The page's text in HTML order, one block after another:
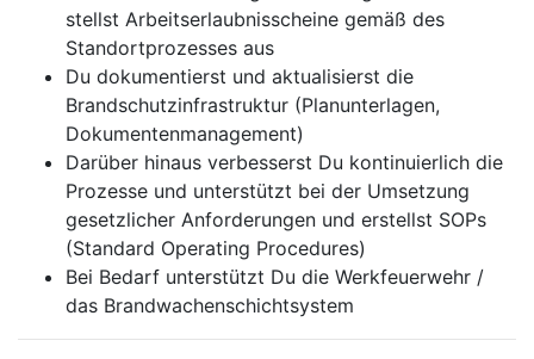
stellst Arbeitserlaubnisscheine gemäß des
Standortprozesses aus
Du dokumentierst und aktualisierst die
Brandschutzinfrastruktur (Planunterlagen,
Dokumentenmanagement)
Darüber hinaus verbesserst Du kontinuierlich die
Prozesse und unterstützt bei der Umsetzung
gesetzlicher Anforderungen und erstellst SOPs
(Standard Operating Procedures)
Bei Bedarf unterstützt Du die Werkfeuerwehr /
das Brandwachenschichtsystem